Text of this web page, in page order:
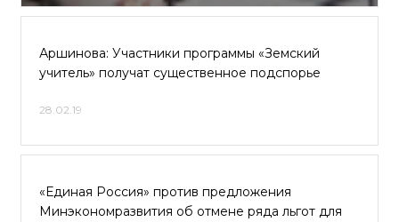
Аршинова: Участники программы «Земский
учитель» получат существенное подспорье
28.02.19
«Единая Россия» против предложения
Минэкономразвития об отмене ряда льгот для